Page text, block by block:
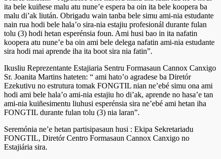
ita bele kuiñese malu atu nune’e espera ba oin ita bele koopera ba
malu di’ak liután. Obrigadu wain tanba bele simu ami-nia estudante
nain rua hodi bele hala’o sira-nia estajiu profesionál durante fulan
tolu (3) hodi hetan esperénsia foun. Ami husi bao in ita nafatin
koopera atu nune’e ba oin ami bele delega nafatin ami-nia estudante
sira hodi mai aprende iha ita boot sira nia fatin”.
Ikusliu Reprezentante Estajiaria Sentru Formasaun Cannox Canxigo
Sr. Joanita Martins hateten: “ ami hato’o agradese ba Diretór
Ezekutivu no estrutura tomak FONGTIL nian ne’ebé simu ona ami
hodi ami bele hala’o ami-nia estajiu ho di’ak, aprende no hasa’e tan
ami-nia kuiñesimentu liuhusi esperénsia sira ne’ebé ami hetan iha
FONGTIL durante fulan tolu (3) nia laran”.
Seremónia ne’e hetan partisipasaun husi : Ekipa Sekretariadu
FONGTIL, Diretór Centro Formasaun Cannox Canxigo no
Estajiária sira.